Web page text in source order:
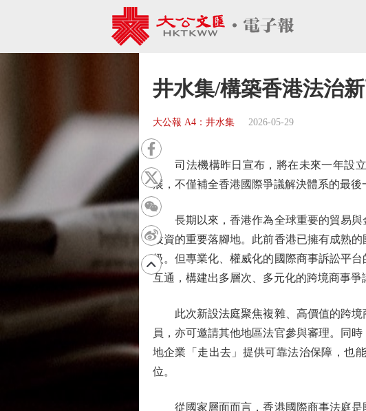
井水集/構築香港法治
大公報 A4：井水集 2026-05-29
司法機構昨日宣布，將在未來一年設立
展，不僅補全香港國際爭議解決體系的最
長期以來，香港作為全球重要的貿易與金
投資的重要落腳地。此前香港已擁有成熟
級。但專業化、權威化的國際商事訴訟平
互通，構建出多層次、多元化的跨境商事爭
此次新設法庭聚焦複雜、高價值的跨境
員，亦可邀請其他地區法官參與審理。同
地企業「走出去」提供可靠法治保障，也
位。
從國家層面而言，香港國際商事法庭是